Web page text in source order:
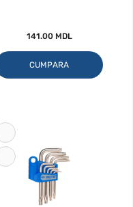
141.00 MDL
CUMPARA